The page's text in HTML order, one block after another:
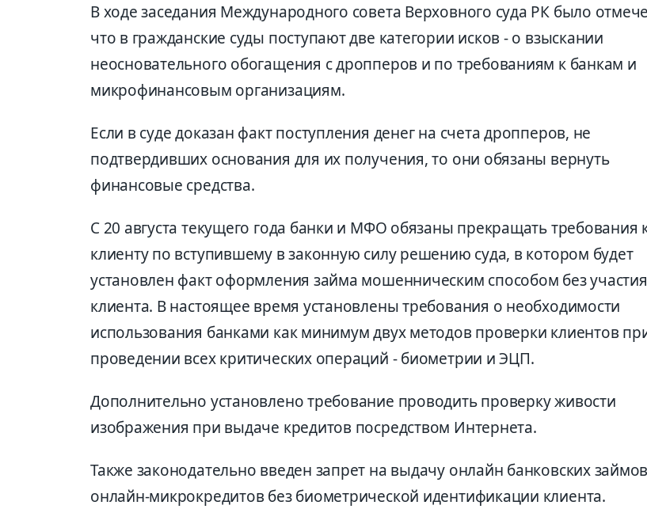
В ходе заседания Международного совета Верховного суда РК было
что в гражданские суды поступают две категории исков - о взыскании
неосновательного обогащения с дропперов и по требованиям к банкам и
микрофинансовым организациям.
Если в суде доказан факт поступления денег на счета дропперов, не
подтвердивших основания для их получения, то они обязаны вернуть
финансовые средства.
С 20 августа текущего года банки и МФО обязаны прекращать требования
клиенту по вступившему в законную силу решению суда, в котором будет
установлен факт оформления займа мошенническим способом без участия
клиента. В настоящее время установлены требования о необходимости
использования банками как минимум двух методов проверки клиентов
проведении всех критических операций - биометрии и ЭЦП.
Дополнительно установлено требование проводить проверку живости
изображения при выдаче кредитов посредством Интернета.
Также законодательно введен запрет на выдачу онлайн банковских
онлайн-микрокредитов без биометрической идентификации клиента.